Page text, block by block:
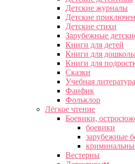
Детские журналы
Детские
Детские стихи
Зарубежные
Книги для детей
Книги для
Книги для
Сказки
Учебная литература
Фанфик
Фольклор
Лёгкое чтение
Боевики,
боевики
зарубежные
Вестерны